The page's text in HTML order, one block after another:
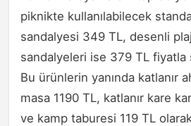
piknikte kullanılabilecek
sandalyesi 349 TL, desenli
sandalyeleri ise 379 TL fiyatla
Bu ürünlerin yanında katlanır
masa 1190 TL, katlanır kare
ve kamp taburesi 119 TL